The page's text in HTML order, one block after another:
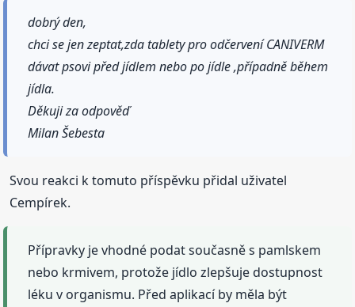
dobrý den,
chci se jen zeptat,zda tablety pro odčervení CANIVERM
dávat psovi před jídlem nebo po jídle ,případně během
jídla.
Děkuji za odpověď
Milan Šebesta
Svou reakci k tomuto příspěvku přidal uživatel
Cempírek.
Přípravky je vhodné podat současně s pamlskem
nebo krmivem, protože jídlo zlepšuje dostupnost
léku v organismu. Před aplikací by měla být